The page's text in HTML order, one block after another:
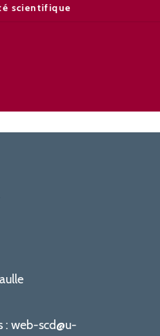
scientifique
: web-scd@u-